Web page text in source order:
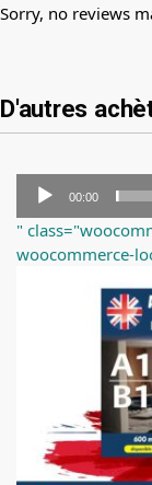
Sorry, no reviews
D'autres
Lecteur
audio
00:00
"
woocommerce-